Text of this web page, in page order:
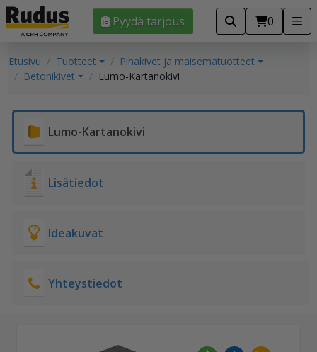
Pyydä tarjous 0
Etusivu Tuotteet
Pihakivet ja maisematuotteet
Betonikivet
Lumo-Kartanokivi
Lumo-Kartanokivi
Lisätiedot
Ideakuvat
Yhteystiedot